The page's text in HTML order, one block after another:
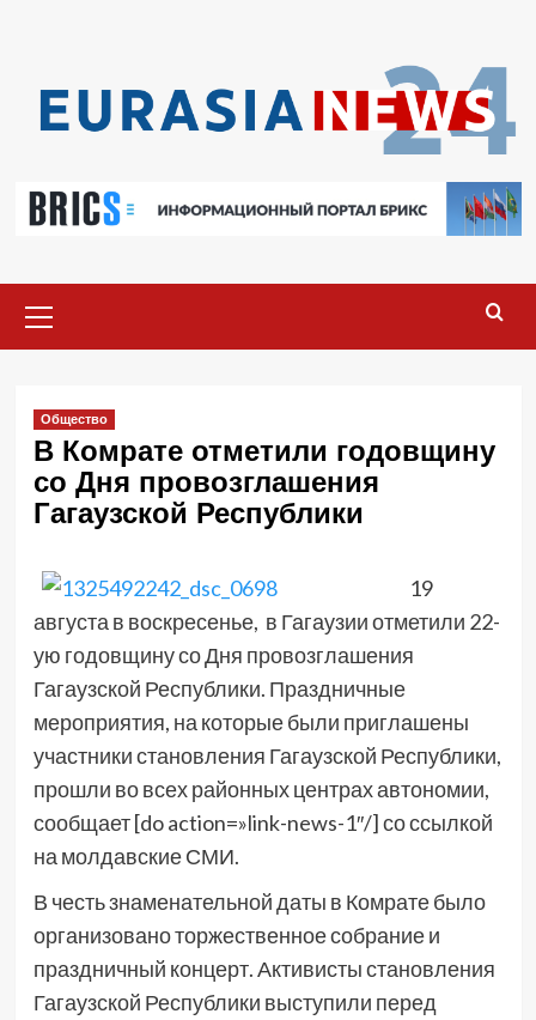
меню
Общество
В Комрате отметили годовщину
со Дня провозглашения
Гагаузской Республики
19
августа в воскресенье, в Гагаузии отметили 22-
ую годовщину со Дня провозглашения
Гагаузской Республики. Праздничные
мероприятия, на которые были приглашены
участники становления Гагаузской Республики,
прошли во всех районных центрах автономии,
сообщает [do action=»link-news-1″/] со ссылкой
на молдавские СМИ.
В честь знаменательной даты в Комрате было
организовано торжественное собрание и
праздничный концерт. Активисты становления
Гагаузской Республики выступили перед